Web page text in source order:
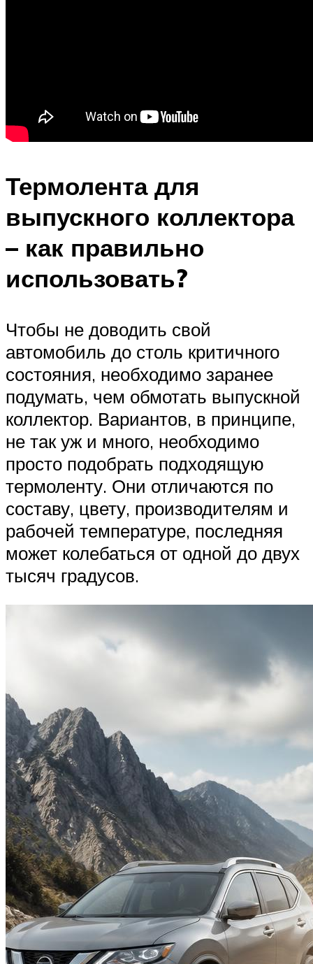
Термолента для
выпускного коллектора
– как правильно
использовать?
Чтобы не доводить свой
автомобиль до столь критичного
состояния, необходимо заранее
подумать, чем обмотать выпускной
коллектор. Вариантов, в принципе,
не так уж и много, необходимо
просто подобрать подходящую
термоленту. Они отличаются по
составу, цвету, производителям и
рабочей температуре, последняя
может колебаться от одной до двух
тысяч градусов.